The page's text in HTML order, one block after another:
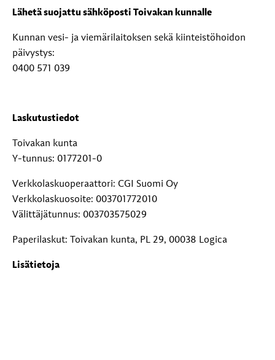
Lähetä suojattu sähköposti Toivakan kunnalle
Kunnan vesi- ja viemärilaitoksen sekä kiinteistöhoidon
päivystys:
0400 571 039
Laskutustiedot
Toivakan kunta
Y-tunnus: 0177201-0
Verkkolaskuoperaattori: CGI Suomi Oy
Verkkolaskuosoite: 003701772010
Välittäjätunnus: 003703575029
Paperilaskut: Toivakan kunta, PL 29, 00038 Logica
Lisätietoja